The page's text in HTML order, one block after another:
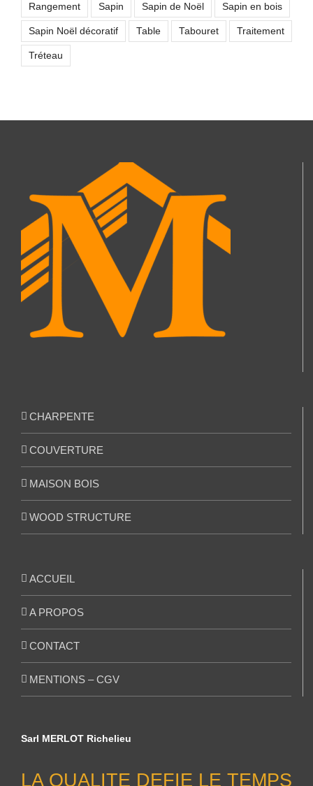
Rangement Sapin Sapin de Noël Sapin en bois
Sapin Noël décoratif Table Tabouret Traitement
Tréteau
CHARPENTE
COUVERTURE
MAISON BOIS
WOOD STRUCTURE
ACCUEIL
A PROPOS
CONTACT
MENTIONS – CGV
Sarl MERLOT Richelieu
LA QUALITE DEFIE LE TEMPS